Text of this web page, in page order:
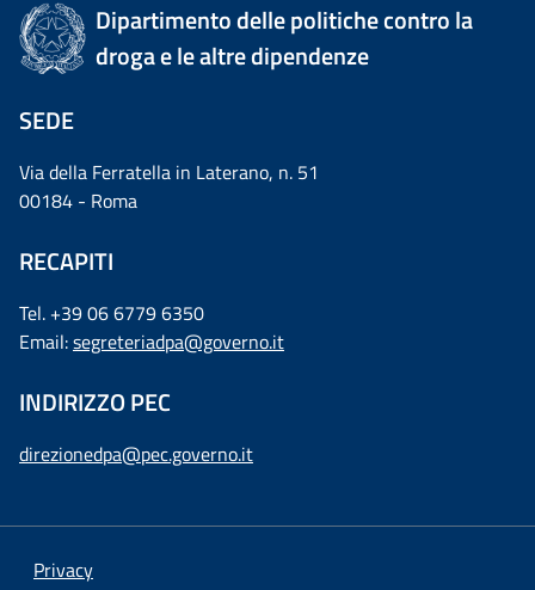
Dipartimento delle politiche contro la
droga e le altre dipendenze
SEDE
Via della Ferratella in Laterano, n. 51
00184 - Roma
RECAPITI
Tel. +39 06 6779 6350
Email:segreteriadpa@governo.it
INDIRIZZO PEC
direzionedpa@pec.governo.it
Privacy